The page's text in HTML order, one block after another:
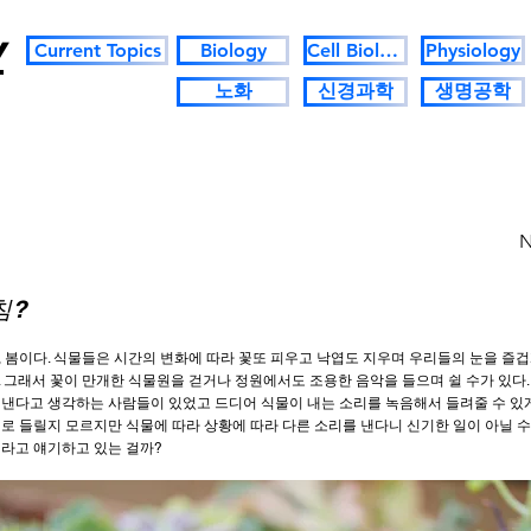
Current Topics
Biology
노화
Cell Biology
Physiology
신경과학
생명공학
?
이다. 식물들은 시간의 변화에 따라 꽃또 피우고 낙엽도 지우며 우리들의 눈을 즐
래서 꽃이 만개한 식물원을 걷거나 정원에서도 조용한 음악을 들으며 쉴 수가 있다
다고 생각하는 사람들이 있었고 드디어 식물이 내는 소리를 녹음해서 들려줄 수 있
들릴지 모르지만 식물에 따라 상황에 따라 다른 소리를 낸다니 신기한 일이 아닐
고 얘기하고 있는 걸까?